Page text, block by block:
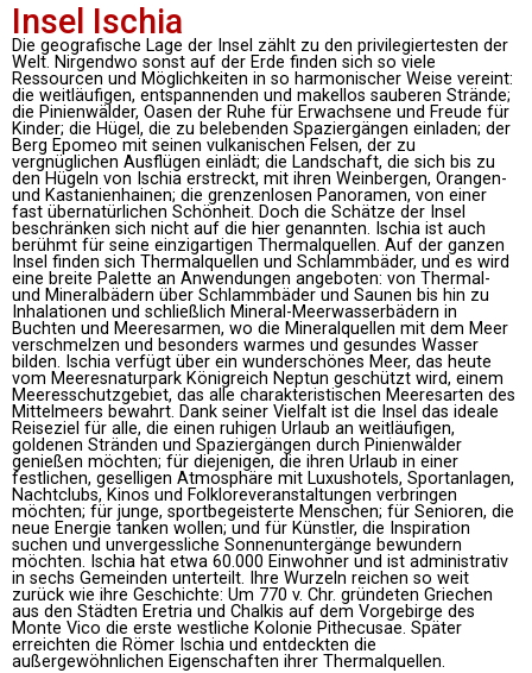
Insel Ischia
Die geografische Lage der Insel zählt zu den privilegiertesten der
Welt. Nirgendwo sonst auf der Erde finden sich so viele
Ressourcen und Möglichkeiten in so harmonischer Weise vereint:
die weitläufigen, entspannenden und makellos sauberen Strände;
die Pinienwälder, Oasen der Ruhe für Erwachsene und Freude für
Kinder; die Hügel, die zu belebenden Spaziergängen einladen; der
Berg Epomeo mit seinen vulkanischen Felsen, der zu
vergnüglichen Ausflügen einlädt; die Landschaft, die sich bis zu
den Hügeln von Ischia erstreckt, mit ihren Weinbergen, Orangen-
und Kastanienhainen; die grenzenlosen Panoramen, von einer
fast übernatürlichen Schönheit. Doch die Schätze der Insel
beschränken sich nicht auf die hier genannten. Ischia ist auch
berühmt für seine einzigartigen Thermalquellen. Auf der ganzen
Insel finden sich Thermalquellen und Schlammbäder, und es wird
eine breite Palette an Anwendungen angeboten: von Thermal-
und Mineralbädern über Schlammbäder und Saunen bis hin zu
Inhalationen und schließlich Mineral-Meerwasserbädern in
Buchten und Meeresarmen, wo die Mineralquellen mit dem Meer
verschmelzen und besonders warmes und gesundes Wasser
bilden. Ischia verfügt über ein wunderschönes Meer, das heute
vom Meeresnaturpark Königreich Neptun geschützt wird, einem
Meeresschutzgebiet, das alle charakteristischen Meeresarten des
Mittelmeers bewahrt. Dank seiner Vielfalt ist die Insel das ideale
Reiseziel für alle, die einen ruhigen Urlaub an weitläufigen,
goldenen Stränden und Spaziergängen durch Pinienwälder
genießen möchten; für diejenigen, die ihren Urlaub in einer
festlichen, geselligen Atmosphäre mit Luxushotels, Sportanlagen,
Nachtclubs, Kinos und Folkloreveranstaltungen verbringen
möchten; für junge, sportbegeisterte Menschen; für Senioren, die
neue Energie tanken wollen; und für Künstler, die Inspiration
suchen und unvergessliche Sonnenuntergänge bewundern
möchten. Ischia hat etwa 60.000 Einwohner und ist administrativ
in sechs Gemeinden unterteilt. Ihre Wurzeln reichen so weit
zurück wie ihre Geschichte: Um 770 v. Chr. gründeten Griechen
aus den Städten Eretria und Chalkis auf dem Vorgebirge des
Monte Vico die erste westliche Kolonie Pithecusae. Später
erreichten die Römer Ischia und entdeckten die
außergewöhnlichen Eigenschaften ihrer Thermalquellen.